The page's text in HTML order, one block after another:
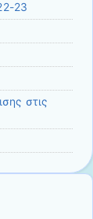
23
στις